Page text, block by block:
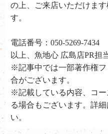
の上、ご来店いただけま
す。
電話番号：050-5269-7434
以上、魚地心 広島店PR担
※記事中では一部著作権
合がございます。
※記載している内容、コ
る場合もございます。詳
い。